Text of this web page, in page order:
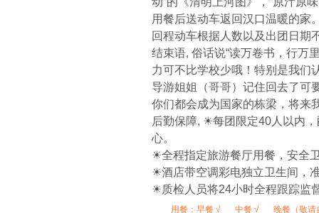
用餐后送动车返回汉口温暖的家
回程动车根据人数以及出团日期
结束语, 俗话说“读万卷书，行万
力可不比学校少哦！特别是我们
导游姐姐（哥哥）记住回去了可
你们都会成为国家的栋梁，将来
后勤保障, ☀每团限定40人以内
心。
☀全程指定旅游餐厅用餐，安全
☀酒店带空调彩电独立卫生间，
☀质检人员将24小时全程跟踪监
用餐： 早餐 √ 中餐 √ 晚餐（敬请